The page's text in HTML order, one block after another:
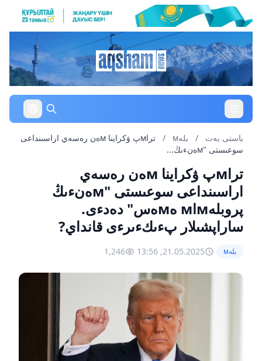
باستى بەت / بلەм /
تراмپ ۋكراينا мەن رەسەي اراسىنداعى
سوعىستى "мەنءىڭ...
تراмپ ۋكراينا мەن رەسەي
اراسىنداعى سوعىستى "мەنءىڭ
پروبلەмاм ەмەس" دەدءى.
ساراپشىلار پءىكءىرءى قانداي?
بلەм 21.05.2025, 13:56
1,246